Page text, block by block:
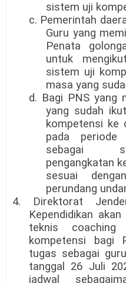
sistem uji
c. Pemerintah
Guru yang
Penata
untuk
sistem uji
masa yang
d. Bagi PNS yang
yang sudah
kompetensi ke
pada periode
sebagai
pengangkatan
sesuai
perundang
4. Direktorat
Kependidikan
teknis coaching
kompetensi bagi
tugas sebagai
tanggal 26 Juli
jadwal